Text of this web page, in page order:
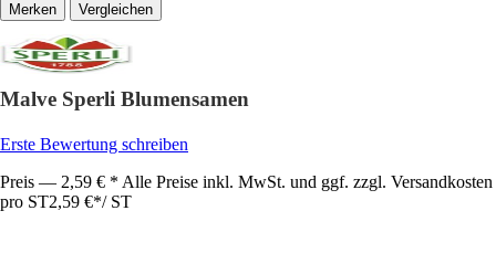
Vergleichen
Malve Sperli Blumensamen
Erste Bewertung schreiben
Preis — 2,59 € * Alle Preise inkl. MwSt. und ggf. zzgl. Versandkosten
pro ST2,59 €*/ ST